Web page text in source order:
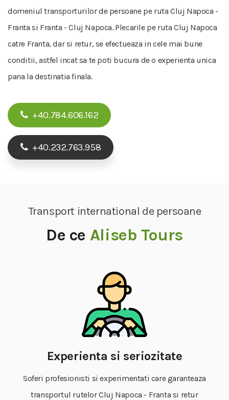
domeniul transporturilor de persoane pe ruta Cluj Napoca -
Franta si Franta - Cluj Napoca. Plecarile pe ruta Cluj Napoca
catre Franta, dar si retur, se efectueaza in cele mai bune
conditii, astfel incat sa te poti bucura de o experienta unica
pana la destinatia finala.
+40.784.606.162
+40.232.763.958
Transport international de persoane
De ce Aliseb Tours
Experienta si seriozitate
Soferi profesionisti si experimentati care garanteaza
transportul rutelor Cluj Napoca - Franta si retur